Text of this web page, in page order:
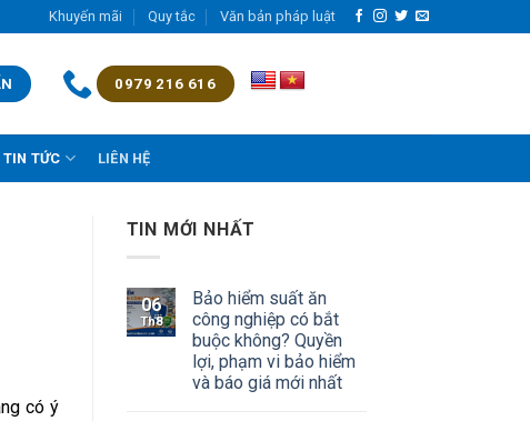
Khuyến mãi Quy tắc Văn bản pháp luật
0979 216 616
TIN TỨC LIÊN HỆ
có ý
TIN MỚI NHẤT
06
Th8
Bảo hiểm suất ăn
công nghiệp có bắt
buộc không? Quyền
lợi, phạm vi bảo hiểm
và báo giá mới nhất